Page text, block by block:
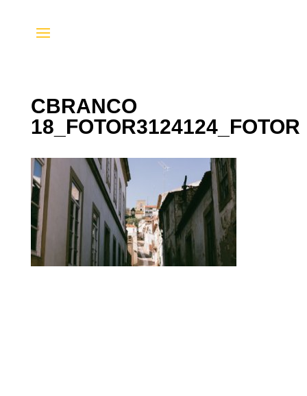
CBRANCO
18_FOTOR3124124_FOTOR